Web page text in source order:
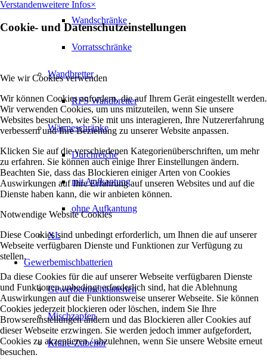
Wandschränke
Vorratsschränke
Wandbretter
RFS Wandbretter
Wärmeschränke
Durchreiche
mit Aufkantung
ohne Aufkantung
XL
Gewerbemischbatterien
Gewerbemischbatterien
Mischzapfen
Kräne-Zubehör
Verstandenweitere Infos×
Cookie- und Datenschutzeinstellungen
Wie wir Cookies verwenden
Wir können Cookies anfordern, die auf Ihrem Gerät eingestellt werden.
Wir verwenden Cookies, um uns mitzuteilen, wenn Sie unsere
Websites besuchen, wie Sie mit uns interagieren, Ihre Nutzererfahrung
verbessern und Ihre Beziehung zu unserer Website anpassen.
Klicken Sie auf die verschiedenen Kategorienüberschriften, um mehr
zu erfahren. Sie können auch einige Ihrer Einstellungen ändern.
Beachten Sie, dass das Blockieren einiger Arten von Cookies
Auswirkungen auf Ihre Erfahrung auf unseren Websites und auf die
Dienste haben kann, die wir anbieten können.
Notwendige Website Cookies
Diese Cookies sind unbedingt erforderlich, um Ihnen die auf unserer
Webseite verfügbaren Dienste und Funktionen zur Verfügung zu
stellen.
Da diese Cookies für die auf unserer Webseite verfügbaren Dienste
und Funktionen unbedingt erforderlich sind, hat die Ablehnung
Auswirkungen auf die Funktionsweise unserer Webseite. Sie können
Cookies jederzeit blockieren oder löschen, indem Sie Ihre
Browsereinstellungen ändern und das Blockieren aller Cookies auf
dieser Webseite erzwingen. Sie werden jedoch immer aufgefordert,
Cookies zu akzeptieren / abzulehnen, wenn Sie unsere Website erneut
besuchen.